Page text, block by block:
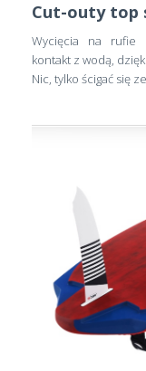
Cut-outy top
Wycięcia na rufie
kontakt z wodą,
Nic, tylko ścigać się